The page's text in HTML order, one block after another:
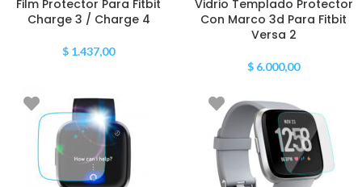
Film Protector Para Fitbit
Charge 3 / Charge 4
$ 1.437,00
Vidrio Templado Protector
Con Marco 3d Para Fitbit
Versa 2
$ 6.000,00